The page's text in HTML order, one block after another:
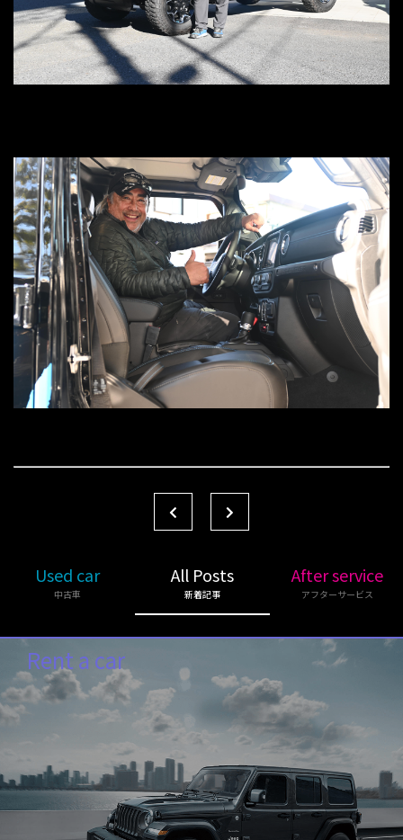
Used car
中古車
All Posts
新着記事
After service
アフターサービス
Rent a car